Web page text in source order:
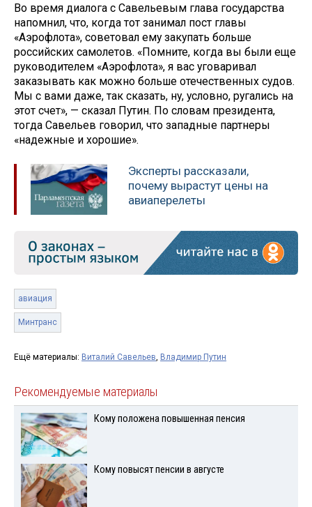
Во время диалога с Савельевым глава государства
напомнил, что, когда тот занимал пост главы
«Аэрофлота», советовал ему закупать больше
российских самолетов. «Помните, когда вы были еще
руководителем «Аэрофлота», я вас уговаривал
заказывать как можно больше отечественных судов.
Мы с вами даже, так сказать, ну, условно, ругались на
этот счет», — сказал Путин. По словам президента,
тогда Савельев говорил, что западные партнеры
«надежные и хорошие».
Эксперты рассказали,
почему вырастут цены на
авиаперелеты
авиация
Минтранс
Ещё материалы: Виталий Савельев, Владимир Путин
Рекомендуемые материалы
Кому положена повышенная пенсия
Кому повысят пенсии в августе